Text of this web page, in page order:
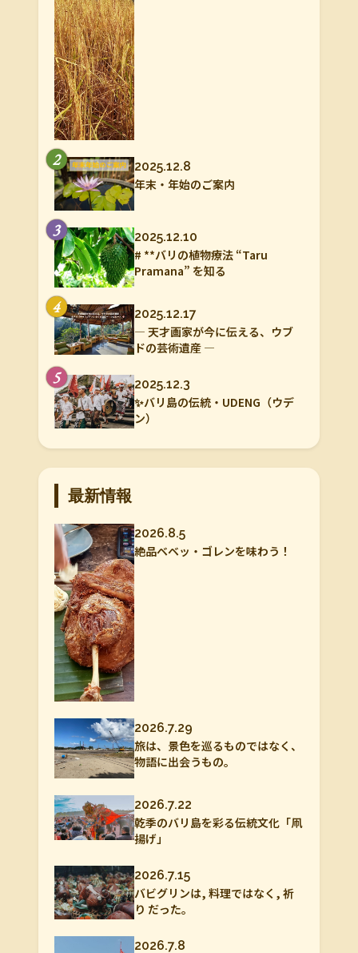
2 2025.12.8
年末・年始のご案内
3 2025.12.10
# **バリの植物療法 “Taru
Pramana” を知る
4 2025.12.17
― 天才画家が今に伝える、ウブ
ドの芸術遺産 ―
5 2025.12.3
✨バリ島の伝統・UDENG（ウデ
ン）
最新情報
2026.8.5
絶品ベベッ・ゴレンを味わう！
2026.7.29
旅は、景色を巡るものではなく、
物語に出会うもの。
2026.7.22
乾季のバリ島を彩る伝統文化「凧
揚げ」
2026.7.15
バビグリンは, 料理ではなく, 祈
り だった。
2026.7.8